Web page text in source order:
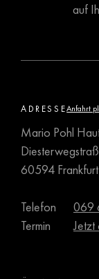
auf
ADRESSEAnfahrt
Mario Pohl
60594
Telefon
069
Termin
Jetzt